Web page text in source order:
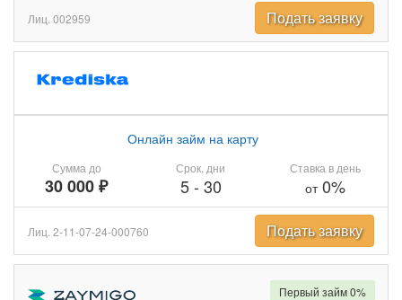
Лиц. 002959 Подать заявку
Сумма до
30 000 ₽
Онлайн займ на карту
Срок, дни
5- 30
Ставка в день
от0%
Лиц. 2-11-07-24-000760 Подать заявку
Первый займ 0%